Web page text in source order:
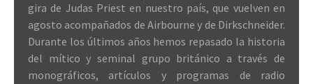
gira de Judas Priest en nuestro país, que vuelven en
agosto acompañados de Airbourne y de Dirkschneider.
Durante los últimos años hemos repasado la historia
del mítico y seminal grupo británico a través de
monográficos, artículos y programas de radio